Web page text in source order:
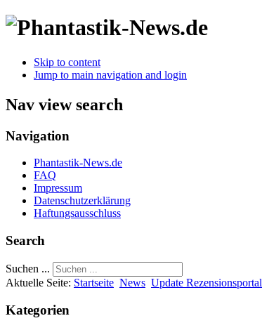
Skip to content
Jump to main navigation and login
Nav view search
Navigation
Phantastik-News.de
FAQ
Impressum
Datenschutzerklärung
Haftungsausschluss
Search
Suchen ...
Aktuelle Seite: Startseite News Update Rezensionsportal
Kategorien